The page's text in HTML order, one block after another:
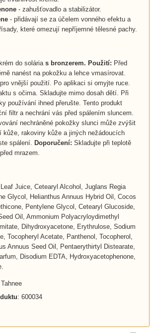
- zahušťovadlo a stabilizátor.
- přidávají se za účelem vonného efektu a
které omezují nepříjemné tělesné pachy.
do solária s bronzerem. Použití: Před
nanést na pokožku a lehce vmasírovat.
vnější použití. Po aplikaci si omyjte ruce.
s očima. Skladujte mimo dosah dětí. Při
používání ihned přerušte. Tento produkt
filtr a nechrání vás před spálením sluncem.
nechráněné pokožky slunci může zvýšit
kůže, rakoviny kůže a jiných nežádoucích
spálení. Doporučení: Skladujte při teplotě
mrazem.
Juice, Cetearyl Alcohol, Juglans Regia
Glycol, Helianthus Annuus Hybrid Oil, Cocos
Pentylene Glycol, Cetearyl Glucoside,
Oil, Ammonium Polyacryloydimethyl
Dihydroxyacetone, Erythrulose, Sodium
Tocopheryl Acetate, Panthenol, Tocopherol,
Annuus Seed Oil, Pentaerythirtyl Distearate,
Disodium EDTA, Hydroxyacetophenone,
: 600034